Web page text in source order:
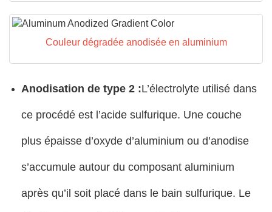
Couleur dégradée anodisée en aluminium
Anodisation de type 2 :L’électrolyte utilisé dans
ce procédé est l’acide sulfurique. Une couche
plus épaisse d’oxyde d’aluminium ou d’anodise
s’accumule autour du composant aluminium
après qu’il soit placé dans le bain sulfurique. Le